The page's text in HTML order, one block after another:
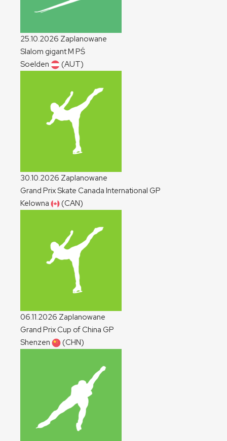
25.10.2026 Zaplanowane
Slalom gigantM PŚ
Soelden
(AUT)
30.10.2026 Zaplanowane
Grand Prix Skate Canada International GP
Kelowna
(CAN)
06.11.2026 Zaplanowane
Grand Prix Cup of China GP
Shenzen
(CHN)